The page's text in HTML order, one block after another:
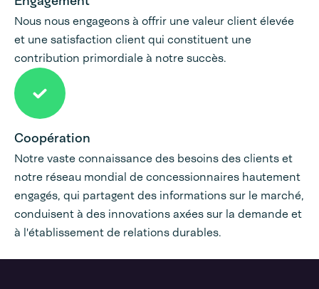
Nous nous engageons à offrir une valeur client élevée
et une satisfaction client qui constituent une
contribution primordiale à notre succès.
Coopération
Notre vaste connaissance des besoins des clients et
notre réseau mondial de concessionnaires hautement
engagés, qui partagent des informations sur le marché,
conduisent à des innovations axées sur la demande et
à l'établissement de relations durables.